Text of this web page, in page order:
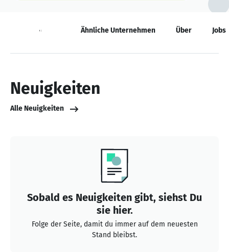
Neuigkeiten Ähnliche Unternehmen Über Jobs
Neuigkeiten
Alle Neuigkeiten
Sobald es Neuigkeiten gibt, siehst Du
sie hier.
Folge der Seite, damit du immer auf dem neuesten
Stand bleibst.